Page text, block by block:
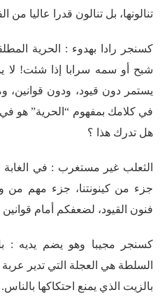
تنالونها، بل تنالون قدرا عاليا
كسنجر رادا بهدوء : الحرية
شبح أو سمه سرابا إذا شئت! لا
يستمر دون قيود، ودون قوانين،
في كلامك بمفهوم “الحرية” هو في
هل تدرك هذا ؟
الثعلب غير مستغرب : في الغابة
جزء من كينونتنا، جزء مهم من
فنون القيود، لضعفكم أمام قوانين
كسنجر مجيبا وهو يضم يديه :
السلطة هي العجلة التي تدير
بالزيت الذي يمنع احتكاكها بالناس.